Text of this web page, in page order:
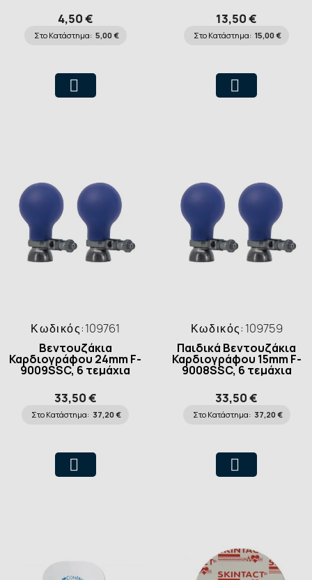
4,50 €
Στο Κατάστημα: 5,00 €
13,50 €
Στο Κατάστημα: 15,00 €
Κωδικός:109761
Βεντουζάκια
Καρδιογράφου 24mm F-
9009SSC, 6 τεμάχια
33,50 €
Στο Κατάστημα: 37,20 €
Κωδικός: 109759
Παιδικά Βεντουζάκια
Καρδιογράφου 15mm F-
9008SSC, 6 τεμάχια
33,50 €
Στο Κατάστημα: 37,20 €